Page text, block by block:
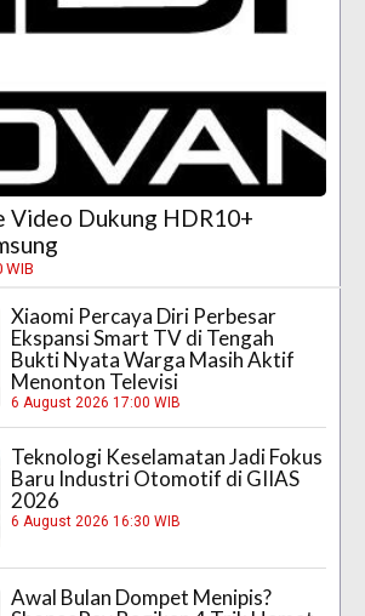
Video Dukung HDR10+
WIB
Xiaomi Percaya Diri Perbesar
Ekspansi Smart TV di Tengah
Bukti Nyata Warga Masih Aktif
Menonton Televisi
6 August 2026 17:00 WIB
Teknologi Keselamatan Jadi Fokus
Baru Industri Otomotif di GIIAS
2026
6 August 2026 16:30 WIB
Awal Bulan Dompet Menipis?